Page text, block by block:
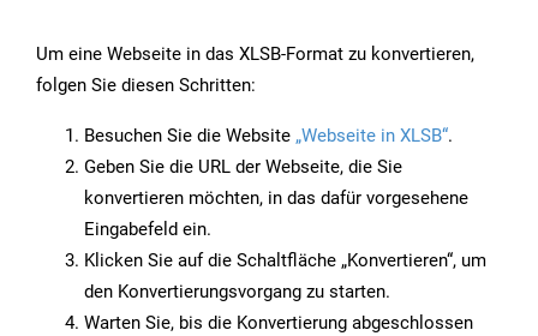
Um eine Webseite in das XLSB-Format zu konvertieren,
folgen Sie diesen Schritten:
Besuchen Sie die Website „Webseite in XLSB“.
Geben Sie die URL der Webseite, die Sie
konvertieren möchten, in das dafür vorgesehene
Eingabefeld ein.
Klicken Sie auf die Schaltfläche „Konvertieren“, um
den Konvertierungsvorgang zu starten.
Warten Sie, bis die Konvertierung abgeschlossen